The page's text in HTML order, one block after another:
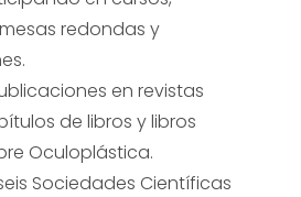
redondas y
en revistas
de libros y libros
Oculoplástica.
Sociedades Científicas